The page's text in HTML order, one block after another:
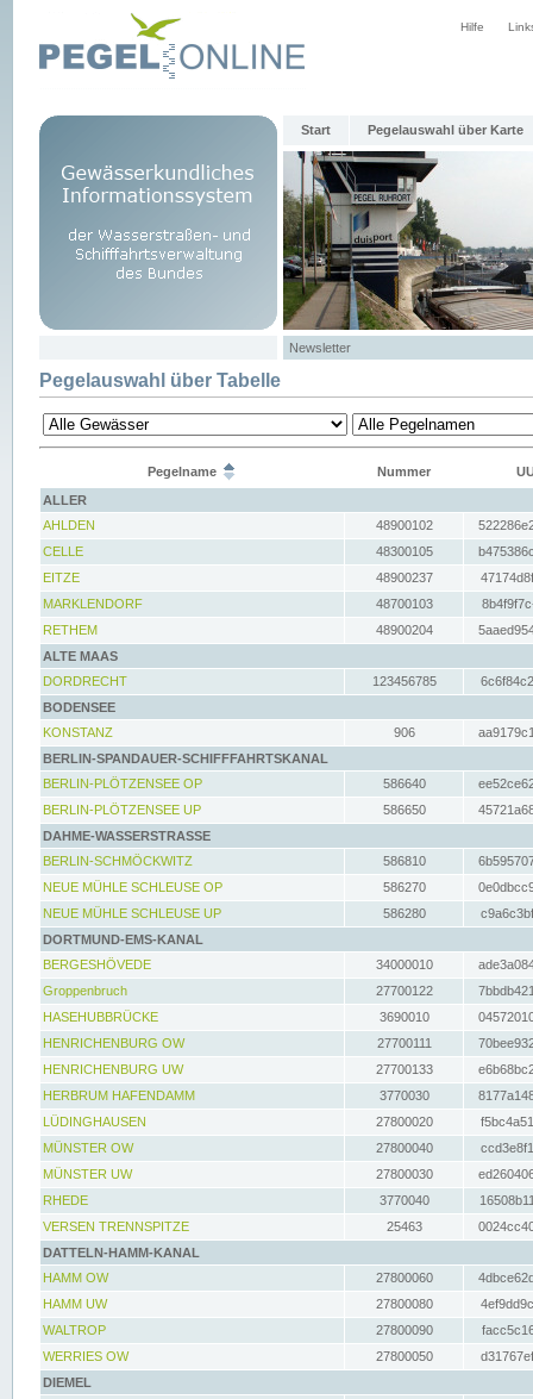
Hilfe
Start Pegelauswahl über Karte
Newsletter
Pegelauswahl über Tabelle
Pegelname Nummer
ALLER
AHLDEN
48900102
CELLE
48300105
EITZE
48900237
MARKLENDORF
48700103
RETHEM
48900204
ALTE MAAS
DORDRECHT
123456785
BODENSEE
KONSTANZ
906
BERLIN-SPANDAUER-SCHIFFFAHRTSKANAL
BERLIN-PLÖTZENSEE OP
586640
BERLIN-PLÖTZENSEE UP
586650
DAHME-WASSERSTRASSE
BERLIN-SCHMÖCKWITZ
586810
NEUE MÜHLE SCHLEUSE OP
586270
NEUE MÜHLE SCHLEUSE UP
586280
DORTMUND-EMS-KANAL
BERGESHÖVEDE
34000010
Groppenbruch
27700122
HASEHUBBRÜCKE
3690010
HENRICHENBURG OW
27700111
HENRICHENBURG UW
27700133
HERBRUM HAFENDAMM
3770030
LÜDINGHAUSEN
27800020
MÜNSTER OW
27800040
MÜNSTER UW
27800030
RHEDE
3770040
VERSEN TRENNSPITZE
25463
DATTELN-HAMM-KANAL
HAMM OW
27800060
HAMM UW
27800080
WALTROP
27800090
WERRIES OW
27800050
DIEMEL